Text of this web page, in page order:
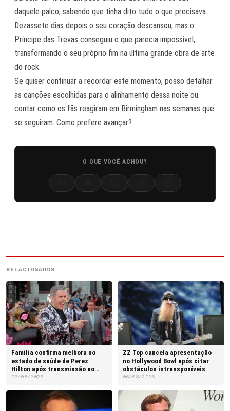
daquele palco, sabendo que tinha dito tudo o que precisava.
Dezassete dias depois o seu coração descansou, mas o
Príncipe das Trevas conseguiu o que parecia impossível,
transformando o seu próprio fim na última grande obra de arte
do rock.
Se quiser continuar a recordar este momento, posso detalhar
as canções escolhidas para o alinhamento dessa noite ou
contar como os fãs reagiram em Birmingham nas semanas que
se seguiram. Como prefere avançar?
O QUE VOCÊ ACHOU?
RELACIONADOS
Família confirma melhora no
estado de saúde de Perez
Hilton após transmissão ao
vivo
06/08/2026
ZZ Top cancela apresentação
no Hollywood Bowl após citar
obstáculos intransponíveis
06/08/2026